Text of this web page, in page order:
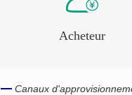
Acheteur
Canaux